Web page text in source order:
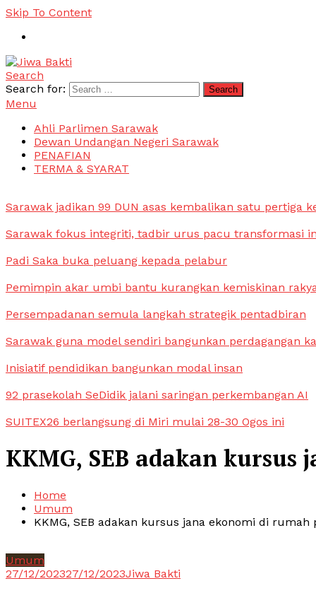
Skip To Content
Jiwa Bakti
Suara PBB Sarawak
Search
Search for:
Menu
Ahli Parlimen Sarawak
Dewan Undangan Negeri Sarawak
PENAFIAN
TERMA & SYARAT
Sarawak jadikan 99 DUN asas kembalikan satu pertiga
Sarawak fokus integriti, tadbir urus pacu transformasi
Padi Saka buka peluang kepada pelabur
Pemimpin akar umbi bantu kurangkan kemiskinan
Persempadanan semula langkah strategik pentadbiran
Sarawak guna model sendiri bangunkan perdagangan
Inisiatif pendidikan bangunkan modal insan
92 prasekolah SeDidik jalani saringan perkembangan AI
SUITEX26 berlangsung di Miri mulai 28-30 Ogos ini
KKMG, SEB adakan
Home
Umum
KKMG, SEB adakan kursus jana ekonomi di rumah
Umum
27/12/202327/12/2023Jiwa Bakti